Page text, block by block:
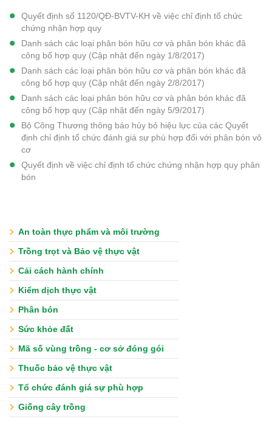
Quyết định số 1120/QĐ-BVTV-KH về việc chỉ định tổ chức
chứng nhận hợp quy
Danh sách các loại phân bón hữu cơ và phân bón khác đã
công bố hợp quy (Cập nhật đến ngày 1/8/2017)
Danh sách các loại phân bón hữu cơ và phân bón khác đã
công bố hợp quy (Cập nhật đến ngày 2/8/2017)
Danh sách các loại phân bón hữu cơ và phân bón khác đã
công bố hợp quy (Cập nhật đến ngày 5/9/2017)
Bộ Công Thương thông báo hủy bỏ hiệu lực của các Quyết
định chỉ định tổ chức đánh giá sự phù hợp đối với phân bón vô
cơ
Quyết định về việc chỉ định tổ chức chứng nhận hợp quy phân
bón
An toàn thực phẩm và môi trường
Trồng trọt và Bảo vệ thực vật
Cải cách hành chính
Kiểm dịch thực vật
Phân bón
Sức khỏe đất
Mã số vùng trồng - cơ sở đóng gói
Thuốc bảo vệ thực vật
Tổ chức đánh giá sự phù hợp
Giống cây trồng